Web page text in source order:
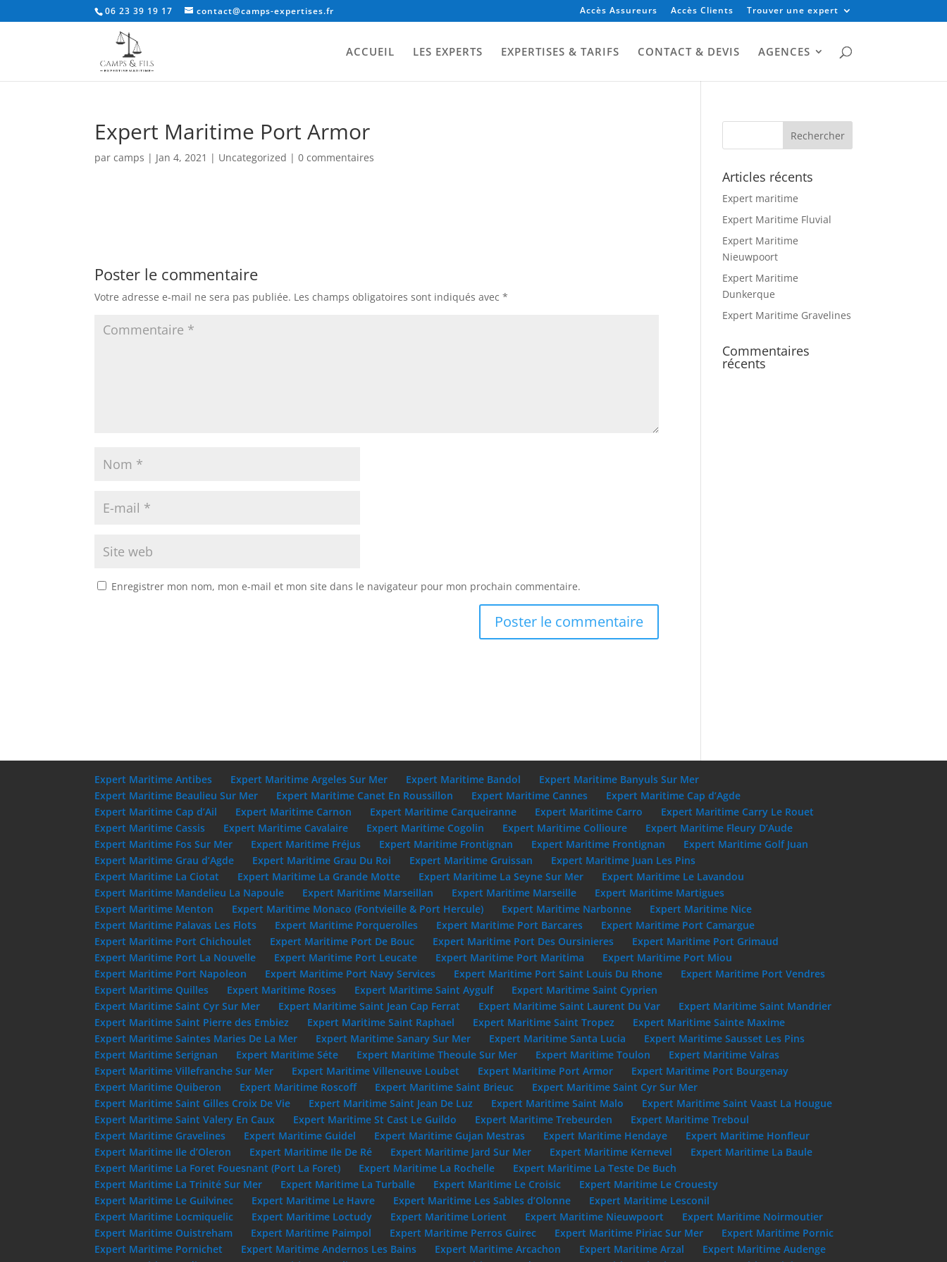
06 23 39 19 17 contact@camps-expertises.fr Accès Assureurs Accès Clients Trouver une expert
ACCUEIL LES EXPERTS EXPERTISES & TARIFS CONTACT & DEVIS AGENCES
Expert Maritime Port Armor
parcamps | Jan 4, 2021 | Uncategorized |0 commentaires
Poster le commentaire
Votre adresse e-mail ne sera pas publiée. Les champs obligatoires sont indiqués avec*
Enregistrer mon nom, mon e-mail et mon site dans le navigateur pour mon prochain commentaire.
Articles récents
Expert maritime
Expert Maritime Fluvial
Expert Maritime
Nieuwpoort
Expert Maritime
Dunkerque
Expert Maritime Gravelines
Commentaires
récents
Expert Maritime Antibes Expert Maritime Argeles Sur Mer Expert Maritime Bandol
Expert Maritime Banyuls Sur Mer
Expert Maritime Beaulieu Sur Mer
Expert Maritime Canet En Roussillon Expert Maritime Cannes
Expert Maritime Cap d’Agde
Expert Maritime Cap d’Ail
Expert Maritime Carnon Expert Maritime Carqueiranne Expert Maritime Carro
Expert Maritime Carry Le Rouet
Expert Maritime Cassis
Expert Maritime Cavalaire Expert Maritime Cogolin Expert Maritime Collioure
Expert Maritime Fleury D’Aude
Expert Maritime Fos Sur Mer
Expert Maritime Fréjus Expert Maritime Frontignan Expert Maritime Frontignan
Expert Maritime Golf Juan
Expert Maritime Grau d’Agde
Expert Maritime Grau Du Roi Expert Maritime Gruissan
Expert Maritime Juan Les Pins
Expert Maritime La Ciotat
Expert Maritime La Grande Motte Expert Maritime La Seyne Sur Mer
Expert Maritime Le Lavandou
Expert Maritime Mandelieu La Napoule
Expert Maritime Marseillan Expert Maritime Marseille
Expert Maritime Martigues
Expert Maritime Menton
Expert Maritime Monaco (Fontvieille & Port Hercule) Expert Maritime Narbonne
Expert Maritime Nice
Expert Maritime Palavas Les Flots
Expert Maritime Porquerolles Expert Maritime Port Barcares
Expert Maritime Port Camargue
Expert Maritime Port Chichoulet
Expert Maritime Port De Bouc Expert Maritime Port Des Oursinieres
Expert Maritime Port Grimaud
Expert Maritime Port La Nouvelle
Expert Maritime Port Leucate Expert Maritime Port Maritima
Expert Maritime Port Miou
Expert Maritime Port Napoleon
Expert Maritime Port Navy Services Expert Maritime Port Saint Louis Du Rhone
Expert Maritime Port Vendres
Expert Maritime Quilles
Expert Maritime Roses Expert Maritime Saint Aygulf
Expert Maritime Saint Cyprien
Expert Maritime Saint Cyr Sur Mer
Expert Maritime Saint Jean Cap Ferrat Expert Maritime Saint Laurent Du Var
Expert Maritime Saint Mandrier
Expert Maritime Saint Pierre des Embiez
Expert Maritime Saint Raphael Expert Maritime Saint Tropez
Expert Maritime Sainte Maxime
Expert Maritime Saintes Maries De La Mer
Expert Maritime Sanary Sur Mer Expert Maritime Santa Lucia
Expert Maritime Sausset Les Pins
Expert Maritime Serignan
Expert Maritime Séte Expert Maritime Theoule Sur Mer Expert Maritime Toulon
Expert Maritime Valras
Expert Maritime Villefranche Sur Mer
Expert Maritime Villeneuve Loubet Expert Maritime Port Armor
Expert Maritime Port Bourgenay
Expert Maritime Quiberon
Expert Maritime Roscoff Expert Maritime Saint Brieuc
Expert Maritime Saint Cyr Sur Mer
Expert Maritime Saint Gilles Croix De Vie
Expert Maritime Saint Jean De Luz Expert Maritime Saint Malo
Expert Maritime Saint Vaast La Hougue
Expert Maritime Saint Valery En Caux
Expert Maritime St Cast Le Guildo Expert Maritime Trebeurden
Expert Maritime Treboul
Expert Maritime Gravelines
Expert Maritime Guidel Expert Maritime Gujan Mestras Expert Maritime Hendaye
Expert Maritime Honfleur
Expert Maritime Ile d’Oleron
Expert Maritime Ile De Ré Expert Maritime Jard Sur Mer Expert Maritime Kernevel
Expert Maritime La Baule
Expert Maritime La Foret Fouesnant (Port La Foret)
Expert Maritime La Rochelle
Expert Maritime La Teste De Buch
Expert Maritime La Trinité Sur Mer
Expert Maritime La Turballe Expert Maritime Le Croisic
Expert Maritime Le Crouesty
Expert Maritime Le Guilvinec
Expert Maritime Le Havre Expert Maritime Les Sables d’Olonne
Expert Maritime Lesconil
Expert Maritime Locmiquelic
Expert Maritime Loctudy Expert Maritime Lorient Expert Maritime Nieuwpoort
Expert Maritime Noirmoutier
Expert Maritime Ouistreham
Expert Maritime Paimpol Expert Maritime Perros Guirec Expert Maritime Piriac Sur Mer
Expert Maritime Pornic
Expert Maritime Pornichet
Expert Maritime Andernos Les Bains Expert Maritime Arcachon Expert Maritime Arzal
Expert Maritime Audenge